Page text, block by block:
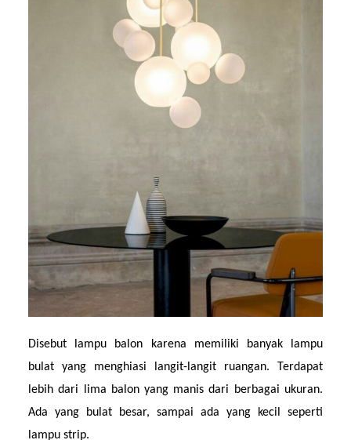
Disebut lampu balon karena memiliki banyak lampu
bulat yang menghiasi langit-langit ruangan. Terdapat
lebih dari lima balon yang manis dari berbagai ukuran.
Ada yang bulat besar, sampai ada yang kecil seperti
lampu strip.